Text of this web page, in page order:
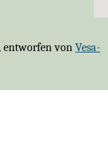
entworfen von Vesa-